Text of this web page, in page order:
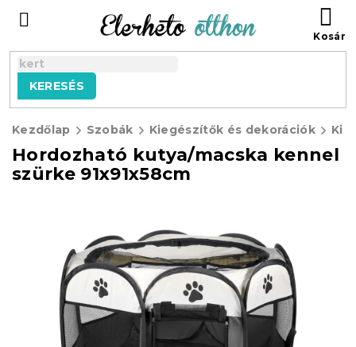
tartalomhoz
KERESÉS
Kezdőlap Szobák Kiegészítők és dekorációk
Hordozható kutya/macska kennel
szürke 91x91x58cm